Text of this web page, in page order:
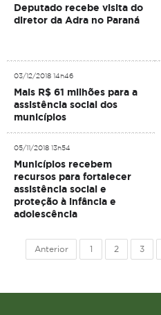
Deputado recebe visita do
diretor da Adra no Paraná
03/12/2018 14h46
Mais R$ 61 milhões para a
assistência social dos
municípios
05/11/2018 13h54
Municípios recebem
recursos para fortalecer
assistência social e
proteção à infância e
adolescência
Anterior 1 2 3